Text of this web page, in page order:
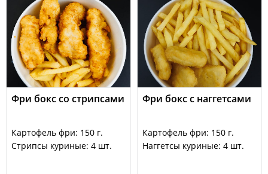
Фри бокс со стрипсами
Картофель фри: 150 г.
Стрипсы куриные: 4 шт.
Фри бокс с наггетсами
Картофель фри: 150 г.
Наггетсы куриные: 4 шт.